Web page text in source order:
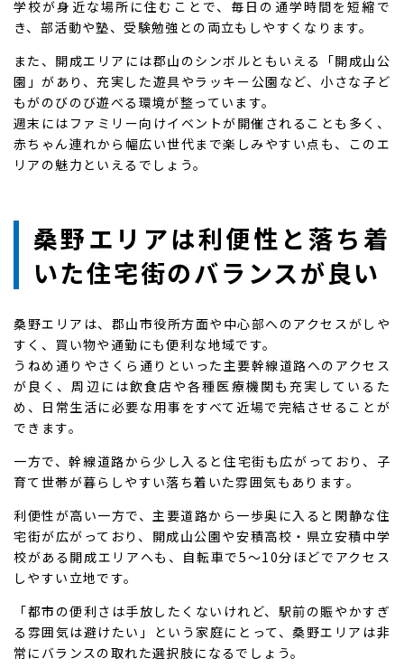
学校が身近な場所に住むことで、毎日の通学時間を短縮で
き、部活動や塾、受験勉強との両立もしやすくなります。
また、開成エリアには郡山のシンボルともいえる「開成山公
園」があり、充実した遊具やラッキー公園など、小さな子ど
もがのびのび遊べる環境が整っています。
週末にはファミリー向けイベントが開催されることも多く、
赤ちゃん連れから幅広い世代まで楽しみやすい点も、このエ
リアの魅力といえるでしょう。
桑野エリアは利便性と落ち着
いた住宅街のバランスが良い
桑野エリアは、郡山市役所方面や中心部へのアクセスがしや
すく、買い物や通勤にも便利な地域です。
うねめ通りやさくら通りといった主要幹線道路へのアクセス
が良く、周辺には飲食店や各種医療機関も充実しているた
め、日常生活に必要な用事をすべて近場で完結させることが
できます。
一方で、幹線道路から少し入ると住宅街も広がっており、子
育て世帯が暮らしやすい落ち着いた雰囲気もあります。
利便性が高い一方で、主要道路から一歩奥に入ると閑静な住
宅街が広がっており、開成山公園や安積高校・県立安積中学
校がある開成エリアへも、自転車で5〜10分ほどでアクセス
しやすい立地です。
「都市の便利さは手放したくないけれど、駅前の賑やかすぎ
る雰囲気は避けたい」という家庭にとって、桑野エリアは非
常にバランスの取れた選択肢になるでしょう。